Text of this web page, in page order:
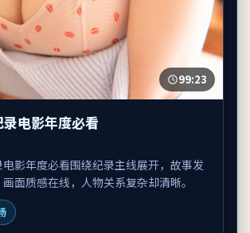
99:23
电影年度必看
影年度必看围绕纪录主线展开，故事发
面质感在线，人物关系复杂却清晰。